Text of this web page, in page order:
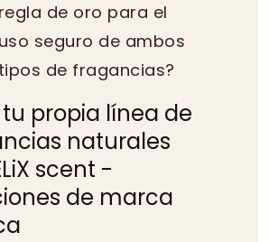
regla de oro para el
uso seguro de ambos
tipos de fragancias?
propia línea de
naturales
scent -
de marca